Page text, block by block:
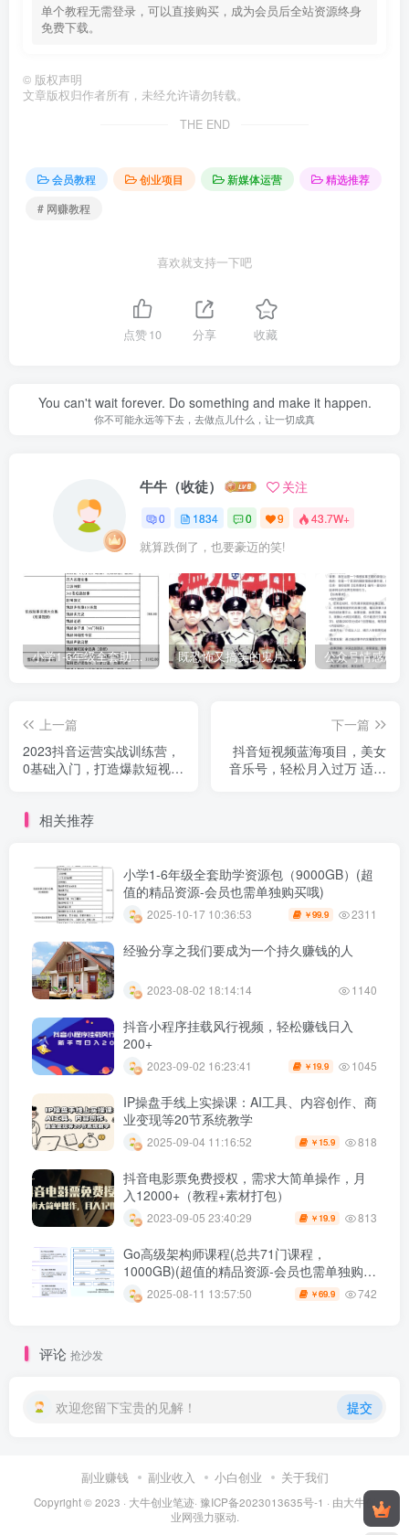
单个教程无需登录，可以直接购买，成为会员后全站资源终身
免费下载。
© 版权声明
文章版权归作者所有，未经允许请勿转载。
THE END
会员教程 创业项目 新媒体运营
精选推荐
# 网赚教程
喜欢就支持一下吧
点赞10 分享 收藏
You can't wait forever. Do something and make it happen.
你不可能永远等下去，去做点儿什么，让一切成真
牛牛（收徒） 关注
0 1834 0 9 43.7W+
就算跌倒了，也要豪迈的笑!
小学1-6年级全套助学资源包（9000GB）(超值的精品资源-会员也需单独购买哦) 既恐怖又搞笑的鬼片（10部猛鬼恐怖片都是喜剧片）
上一篇
2023抖音运营实战训练营，
0基础入门，打造爆款短视频
下一篇
抖音短视频蓝海项目，美女
音乐号，轻松月入过万 适合
相关推荐
小学1-6年级全套助学资源包（9000GB）(超
值的精品资源-会员也需单独购买哦)
2025-10-17 10:36:53 ￥99.9 2311
经验分享之我们要成为一个持久赚钱的人
2023-08-02 18:14:14 1140
抖音小程序挂载风行视频，轻松赚钱日入
200+
2023-09-02 16:23:41 ￥ 19.9 1045
IP操盘手线上实操课：AI工具、内容创作、商
业变现等20节系统教学
2025-09-04 11:16:52 ￥ 15.9 818
抖音电影票免费授权，需求大简单操作，月
入12000+（教程+素材打包）
2023-09-05 23:40:29 ￥ 19.9 813
Go高级架构师课程(总共71门课程，
1000GB)(超值的精品资源-会员也需单独购买
哦)
2025-08-11 13:57:50 ￥69.9 742
评论 抢沙发
欢迎您留下宝贵的见解！ 提交
副业赚钱 副业收入 小白创业 关于我们
Copyright © 2023 · 大牛创业笔迹· 豫ICP备2023013635号-1 · 由大牛创
业网强力驱动.